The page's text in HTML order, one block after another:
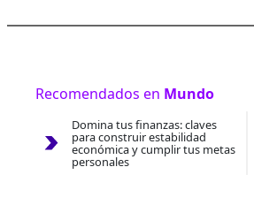
Recomendados en Mundo
Domina tus finanzas: claves
para construir estabilidad
económica y cumplir tus metas
personales